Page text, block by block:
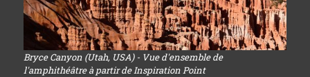
Bryce Canyon (Utah, USA) - Vue d'ensemble de
l'amphithéâtre à partir de Inspiration Point